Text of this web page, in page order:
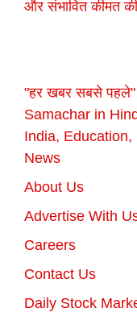
और संभावित कीमत की
"हर खबर सबसे
Samachar in
India, Education,
News
About Us
Advertise With
Careers
Contact Us
Daily Stock